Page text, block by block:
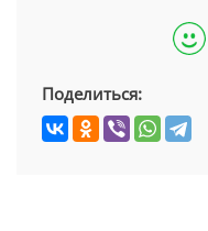
Поделиться: